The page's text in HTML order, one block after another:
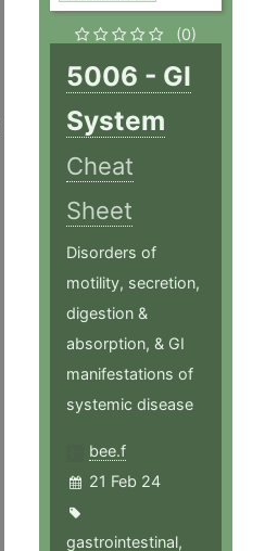
(0)
5006 - GI
System
Cheat
Sheet
Disorders of
motility, secretion,
digestion &
absorption, & GI
manifestations of
systemic disease
bee.f
21 Feb 24
gastrointestinal,